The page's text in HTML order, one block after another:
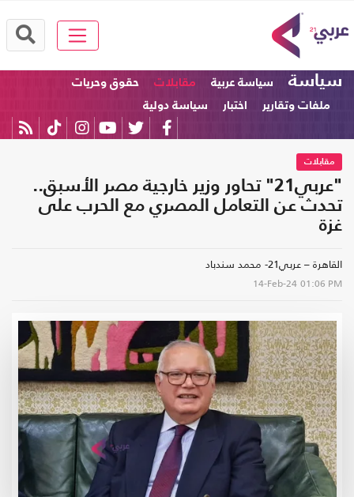
سياسة سياسة عربية مقابلات
حقوق وحريات
ملفات وتقارير
اختبار سياسة دولية
مقابلات
"عربي21" تحاور وزير خارجية مصر الأسبق..
تحدث عن التعامل المصري مع الحرب على
غزة
القاهرة – عربي21- محمد سندباد
14-Feb-24 01:06 PM